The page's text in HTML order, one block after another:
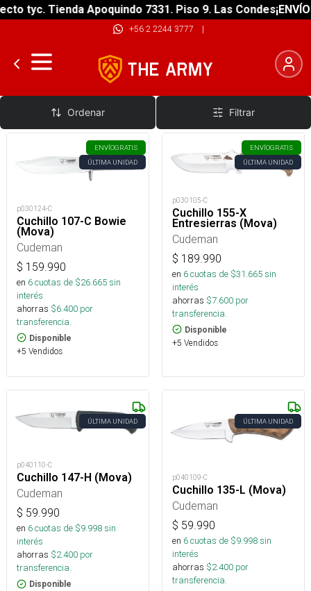
tyc. Tienda Apoquindo 7331. Piso 9. Las Condes
+56 2 2244 3777 |
Cuchillos De Colección
Ordenar Filtrar
ENVÍOGRATIS
ÚLTIMA UNIDAD
p030124-C
Cuchillo 107-C Bowie
(Mova)
Cudeman
$ 159.990
en 6cuotas de $26.665sin
interés
ahorras $6.400 por
transferencia.
Disponible
+5 Vendidos
ENVÍOGRATIS
ÚLTIMA UNIDAD
p030105-C
Cuchillo 155-X
Entresierras (Mova)
Cudeman
$ 189.990
en 6cuotas de $31.665sin
interés
ahorras $7.600 por
transferencia.
Disponible
+5 Vendidos
ÚLTIMA UNIDAD
p040110-C
Cuchillo 147-H (Mova)
Cudeman
$ 59.990
en 6cuotas de $9.998sin
interés
ahorras $2.400 por
transferencia.
Disponible
ÚLTIMA UNIDAD
p040109-C
Cuchillo 135-L (Mova)
Cudeman
$ 59.990
en 6cuotas de $9.998sin
interés
ahorras $2.400 por
transferencia.